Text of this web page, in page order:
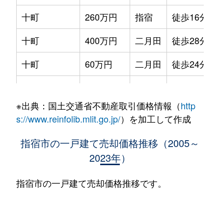
十町
260万円 指宿 徒歩16分
十町
400万円 二月田 徒歩28分
十町
60万円 二月田 徒歩24分
新西方
250万円 宮ケ浜 徒歩45分
170万円
西方
220万円 宮ケ浜
※出典：国土交通省不動産取引価格情報（http
s://www.reinfolib.mlit.go.jp/）を加工して作成
指宿市の一戸建て売却価格推移（2005～
2023年）
指宿市の一戸建て売却価格推移です。